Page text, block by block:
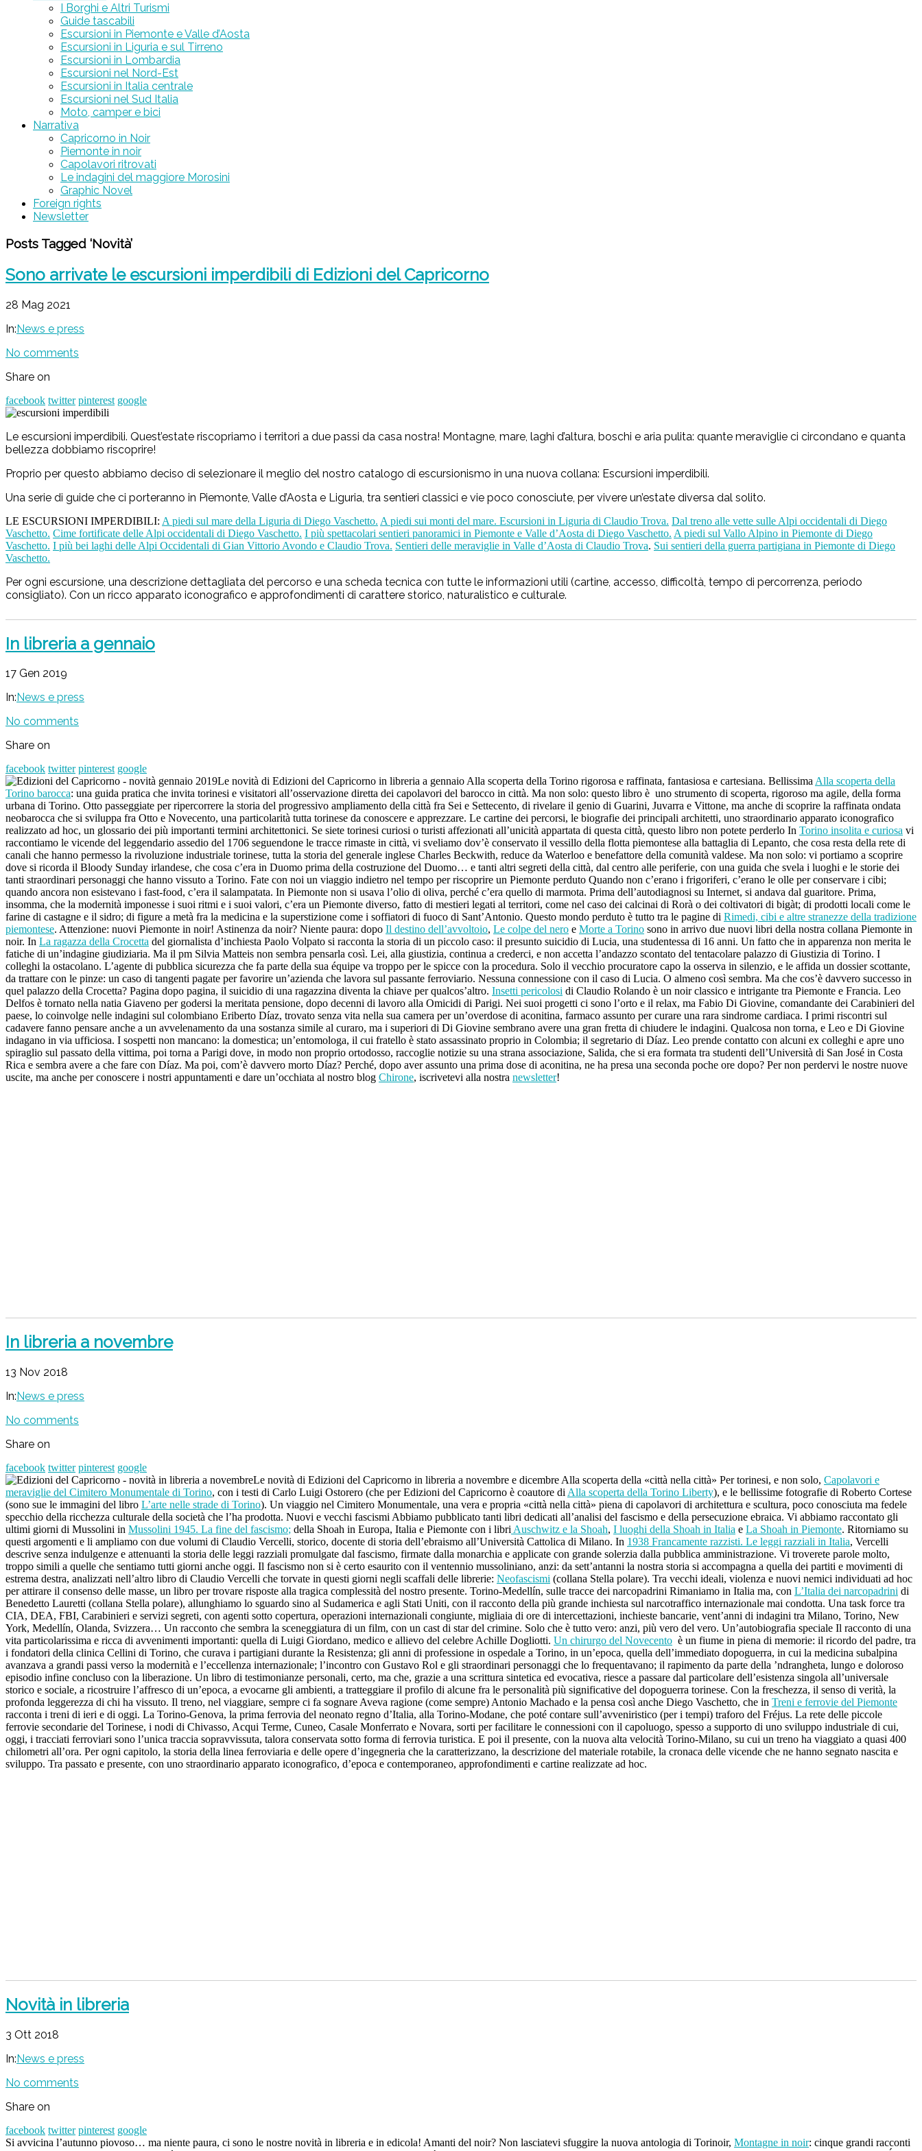
I Borghi e Altri Turismi
Guide tascabili
Escursioni in Piemonte e Valle d’Aosta
Escursioni in Liguria e sul Tirreno
Escursioni in Lombardia
Escursioni nel Nord-Est
Escursioni in Italia centrale
Escursioni nel Sud Italia
Moto, camper e bici
Narrativa
Capricorno in Noir
Piemonte in noir
Capolavori ritrovati
Le indagini del maggiore Morosini
Graphic Novel
Foreign rights
Newsletter
Posts Tagged ‘Novità’
Sono arrivate le escursioni imperdibili di Edizioni del Capricorno
28 Mag 2021
In:News e press
No comments
Share on
facebook twitter pinterest google
Le escursioni imperdibili. Quest’estate riscopriamo i territori a due passi da casa nostra! Montagne, mare, laghi d’altura, boschi e aria pulita: quante meraviglie ci circondano e quanta
bellezza dobbiamo riscoprire!
Proprio per questo abbiamo deciso di selezionare il meglio del nostro catalogo di escursionismo in una nuova collana: Escursioni imperdibili.
Una serie di guide che ci porteranno in Piemonte, Valle d’Aosta e Liguria, tra sentieri classici e vie poco conosciute, per vivere un’estate diversa dal solito.
LE ESCURSIONI IMPERDIBILI: A piedi sul mare della Liguria di Diego Vaschetto. A piedi sui monti del mare. Escursioni in Liguria di Claudio Trova. Dal treno alle vette sulle Alpi occidentali di Diego
Vaschetto. Cime fortificate delle Alpi occidentali di Diego Vaschetto. I più spettacolari sentieri panoramici in Piemonte e Valle d’Aosta di Diego Vaschetto. A piedi sul Vallo Alpino in Piemonte di Diego
Vaschetto. I più bei laghi delle Alpi Occidentali di Gian Vittorio Avondo e Claudio Trova. Sentieri delle meraviglie in Valle d’Aosta di Claudio Trova. Sui sentieri della guerra partigiana in Piemonte di Diego
Vaschetto.
Per ogni escursione, una descrizione dettagliata del percorso e una scheda tecnica con tutte le informazioni utili (cartine, accesso, difficoltà, tempo di percorrenza, periodo
consigliato). Con un ricco apparato iconografico e approfondimenti di carattere storico, naturalistico e culturale.
In libreria a gennaio
17 Gen 2019
In: News e press
No comments
Share on
facebook twitter pinterest google
Le novità di Edizioni del Capricorno in libreria a gennaio Alla scoperta della Torino rigorosa e raffinata, fantasiosa e cartesiana. BellissimaAlla scoperta della
Torino barocca: una guida pratica che invita torinesi e visitatori all’osservazione diretta dei capolavori del barocco in città. Ma non solo: questo libro è uno strumento di scoperta, rigoroso ma agile, della forma
urbana di Torino. Otto passeggiate per ripercorrere la storia del progressivo ampliamento della città fra Sei e Settecento, di rivelare il genio di Guarini, Juvarra e Vittone, ma anche di scoprire la raffinata ondata
neobarocca che si sviluppa fra Otto e Novecento, una particolarità tutta torinese da conoscere e apprezzare. Le cartine dei percorsi, le biografie dei principali architetti, uno straordinario apparato iconografico
realizzato ad hoc, un glossario dei più importanti termini architettonici. Se siete torinesi curiosi o turisti affezionati all’unicità appartata di questa città, questo libro non potete perderlo In Torino insolita e curiosa vi
raccontiamo le vicende del leggendario assedio del 1706 seguendone le tracce rimaste in città, vi sveliamo dov’è conservato il vessillo della flotta piemontese alla battaglia di Lepanto, che cosa resta della rete di
canali che hanno permesso la rivoluzione industriale torinese, tutta la storia del generale inglese Charles Beckwith, reduce da Waterloo e benefattore della comunità valdese. Ma non solo: vi portiamo a scoprire
dove si ricorda il Bloody Sunday irlandese, che cosa c’era in Duomo prima della costruzione del Duomo… e tanti altri segreti della città, dal centro alle periferie, con una guida che svela i luoghi e le storie dei
tanti straordinari personaggi che hanno vissuto a Torino. Fate con noi un viaggio indietro nel tempo per riscoprire un Piemonte perduto Quando non c’erano i frigoriferi, c’erano le olle per conservare i cibi;
quando ancora non esistevano i fast-food, c’era il salampatata. In Piemonte non si usava l’olio di oliva, perché c’era quello di marmota. Prima dell’autodiagnosi su Internet, si andava dal guaritore. Prima,
insomma, che la modernità imponesse i suoi ritmi e i suoi valori, c’era un Piemonte diverso, fatto di mestieri legati al territori, come nel caso dei calcinai di Rorà o dei coltivatori di bigàt; di prodotti locali come le
farine di castagne e il sidro; di figure a metà fra la medicina e la superstizione come i soffiatori di fuoco di Sant’Antonio. Questo mondo perduto è tutto tra le pagine di Rimedi, cibi e altre stranezze della tradizione
piemontese. Attenzione: nuovi Piemonte in noir! Astinenza da noir? Niente paura: dopo Il destino dell’avvoltoio, Le colpe del nero e Morte a Torino sono in arrivo due nuovi libri della nostra collana Piemonte in
noir. In La ragazza della Crocetta del giornalista d’inchiesta Paolo Volpato si racconta la storia di un piccolo caso: il presunto suicidio di Lucia, una studentessa di 16 anni. Un fatto che in apparenza non merita le
fatiche di un’indagine giudiziaria. Ma il pm Silvia Matteis non sembra pensarla così. Lei, alla giustizia, continua a crederci, e non accetta l’andazzo scontato del tentacolare palazzo di Giustizia di Torino. I
colleghi la ostacolano. L’agente di pubblica sicurezza che fa parte della sua équipe va troppo per le spicce con la procedura. Solo il vecchio procuratore capo la osserva in silenzio, e le affida un dossier scottante,
da trattare con le pinze: un caso di tangenti pagate per favorire un’azienda che lavora sul passante ferroviario. Nessuna connessione con il caso di Lucia. O almeno così sembra. Ma che cos’è davvero successo in
quel palazzo della Crocetta? Pagina dopo pagina, il suicidio di una ragazzina diventa la chiave per qualcos’altro. Insetti pericolosi di Claudio Rolando è un noir classico e intrigante tra Piemonte e Francia. Leo
Delfos è tornato nella natia Giaveno per godersi la meritata pensione, dopo decenni di lavoro alla Omicidi di Parigi. Nei suoi progetti ci sono l’orto e il relax, ma Fabio Di Giovine, comandante dei Carabinieri del
paese, lo coinvolge nelle indagini sul colombiano Eriberto Díaz, trovato senza vita nella sua camera per un’overdose di aconitina, farmaco assunto per curare una rara sindrome cardiaca. I primi riscontri sul
cadavere fanno pensare anche a un avvelenamento da una sostanza simile al curaro, ma i superiori di Di Giovine sembrano avere una gran fretta di chiudere le indagini. Qualcosa non torna, e Leo e Di Giovine
indagano in via ufficiosa. I sospetti non mancano: la domestica; un’entomologa, il cui fratello è stato assassinato proprio in Colombia; il segretario di Díaz. Leo prende contatto con alcuni ex colleghi e apre uno
spiraglio sul passato della vittima, poi torna a Parigi dove, in modo non proprio ortodosso, raccoglie notizie su una strana associazione, Salida, che si era formata tra studenti dell’Università di San José in Costa
Rica e sembra avere a che fare con Díaz. Ma poi, com’è davvero morto Díaz? Perché, dopo aver assunto una prima dose di aconitina, ne ha presa una seconda poche ore dopo? Per non perdervi le nostre nuove
uscite, ma anche per conoscere i nostri appuntamenti e dare un’occhiata al nostro blog Chirone, iscrivetevi alla nostra newsletter!
In libreria a novembre
13 Nov 2018
In: News e press
No comments
Share on
facebook twitter pinterest google
Le novità di Edizioni del Capricorno in libreria a novembre e dicembre Alla scoperta della «città nella città» Per torinesi, e non solo, Capolavori e
meraviglie del Cimitero Monumentale di Torino, con i testi di Carlo Luigi Ostorero (che per Edizioni del Capricorno è coautore di Alla scoperta della Torino Liberty), e le bellissime fotografie di Roberto Cortese
(sono sue le immagini del libro L’arte nelle strade di Torino). Un viaggio nel Cimitero Monumentale, una vera e propria «città nella città» piena di capolavori di architettura e scultura, poco conosciuta ma fedele
specchio della ricchezza culturale della società che l’ha prodotta. Nuovi e vecchi fascismi Abbiamo pubblicato tanti libri dedicati all’analisi del fascismo e della persecuzione ebraica. Vi abbiamo raccontato gli
ultimi giorni di Mussolini in Mussolini 1945. La fine del fascismo; della Shoah in Europa, Italia e Piemonte con i libri Auschwitz e la Shoah, I luoghi della Shoah in Italia e La Shoah in Piemonte. Ritorniamo su
questi argomenti e li ampliamo con due volumi di Claudio Vercelli, storico, docente di storia dell’ebraismo all’Università Cattolica di Milano. In 1938 Francamente razzisti. Le leggi razziali in Italia, Vercelli
descrive senza indulgenze e attenuanti la storia delle leggi razziali promulgate dal fascismo, firmate dalla monarchia e applicate con grande solerzia dalla pubblica amministrazione. Vi troverete parole molto,
troppo simili a quelle che sentiamo tutti giorni anche oggi. Il fascismo non si è certo esaurito con il ventennio mussoliniano, anzi: da sett’antanni la nostra storia si accompagna a quella dei partiti e movimenti di
estrema destra, analizzati nell’altro libro di Claudio Vercelli che torvate in questi giorni negli scaffali delle librerie: Neofascismi (collana Stella polare). Tra vecchi ideali, violenza e nuovi nemici individuati ad hoc
per attirare il consenso delle masse, un libro per trovare risposte alla tragica complessità del nostro presente. Torino-Medellín, sulle tracce dei narcopadrini Rimaniamo in Italia ma, con L’Italia dei narcopadrini di
Benedetto Lauretti (collana Stella polare), allunghiamo lo sguardo sino al Sudamerica e agli Stati Uniti, con il racconto della più grande inchiesta sul narcotraffico internazionale mai condotta. Una task force tra
CIA, DEA, FBI, Carabinieri e servizi segreti, con agenti sotto copertura, operazioni internazionali congiunte, migliaia di ore di intercettazioni, inchieste bancarie, vent’anni di indagini tra Milano, Torino, New
York, Medellín, Olanda, Svizzera… Un racconto che sembra la sceneggiatura di un film, con un cast di star del crimine. Solo che è tutto vero: anzi, più vero del vero. Un’autobiografia speciale Il racconto di una
vita particolarissima e ricca di avvenimenti importanti: quella di Luigi Giordano, medico e allievo del celebre Achille Dogliotti. Un chirurgo del Novecento è un fiume in piena di memorie: il ricordo del padre, tra
i fondatori della clinica Cellini di Torino, che curava i partigiani durante la Resistenza; gli anni di professione in ospedale a Torino, in un’epoca, quella dell’immediato dopoguerra, in cui la medicina subalpina
avanzava a grandi passi verso la modernità e l’eccellenza internazionale; l’incontro con Gustavo Rol e gli straordinari personaggi che lo frequentavano; il rapimento da parte della ’ndrangheta, lungo e doloroso
episodio infine concluso con la liberazione. Un libro di testimonianze personali, certo, ma che, grazie a una scrittura sintetica ed evocativa, riesce a passare dal particolare dell’esistenza singola all’universale
storico e sociale, a ricostruire l’affresco di un’epoca, a evocarne gli ambienti, a tratteggiare il profilo di alcune fra le personalità più significative del dopoguerra torinese. Con la freschezza, il senso di verità, la
profonda leggerezza di chi ha vissuto. Il treno, nel viaggiare, sempre ci fa sognare Aveva ragione (come sempre) Antonio Machado e la pensa così anche Diego Vaschetto, che in Treni e ferrovie del Piemonte
racconta i treni di ieri e di oggi. La Torino-Genova, la prima ferrovia del neonato regno d’Italia, alla Torino-Modane, che poté contare sull’avveniristico (per i tempi) traforo del Fréjus. La rete delle piccole
ferrovie secondarie del Torinese, i nodi di Chivasso, Acqui Terme, Cuneo, Casale Monferrato e Novara, sorti per facilitare le connessioni con il capoluogo, spesso a supporto di uno sviluppo industriale di cui,
oggi, i tracciati ferroviari sono l’unica traccia sopravvissuta, talora conservata sotto forma di ferrovia turistica. E poi il presente, con la nuova alta velocità Torino-Milano, su cui un treno ha viaggiato a quasi 400
chilometri all’ora. Per ogni capitolo, la storia della linea ferroviaria e delle opere d’ingegneria che la caratterizzano, la descrizione del materiale rotabile, la cronaca delle vicende che ne hanno segnato nascita e
sviluppo. Tra passato e presente, con uno straordinario apparato iconografico, d’epoca e contemporaneo, approfondimenti e cartine realizzate ad hoc.
Novità in libreria
3 Ott 2018
In: News e press
No comments
Share on
facebook twitter pinterest google
Si avvicina l’autunno piovoso… ma niente paura, ci sono le nostre novità in libreria e in edicola! Amanti del noir? Non lasciatevi sfuggire la nuova antologia di Torinoir, Montagne in noir: cinque grandi racconti